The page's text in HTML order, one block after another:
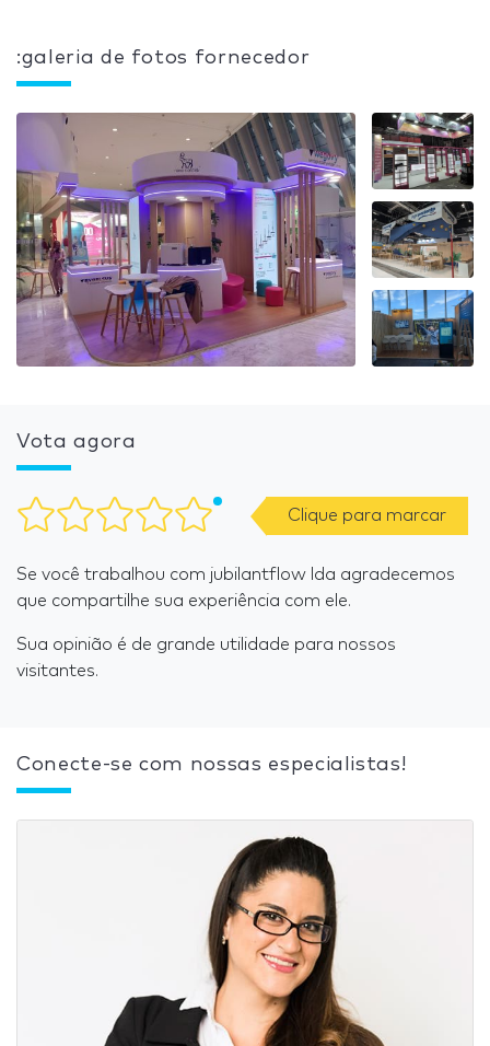
:galeria de fotos fornecedor
Vota agora
Clique para marcar
Se você trabalhou com jubilantflow lda agradecemos
que compartilhe sua experiência com ele.
Sua opinião é de grande utilidade para nossos
visitantes.
Conecte-se com nossas especialistas!